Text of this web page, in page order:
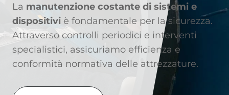
La manutenzione costante di sistemi e
dispositivi è fondamentale per la sicurezza.
Attraverso controlli periodici e interventi
specialistici, assicuriamo efficienza e
conformità normativa delle attrezzature.